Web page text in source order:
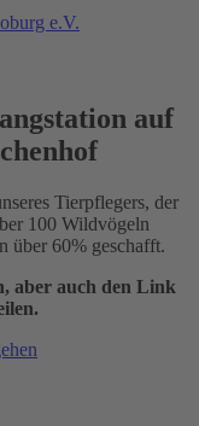
auf
Tierpflegers, der
100 Wildvögeln
über 60% geschafft.
aber auch den Link